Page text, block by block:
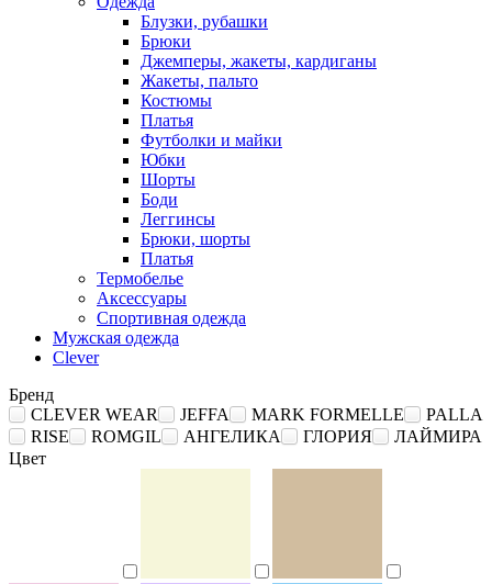
Блузки, рубашки
Брюки
Джемперы, жакеты, кардиганы
Жакеты, пальто
Костюмы
Платья
Футболки и майки
Юбки
Шорты
Боди
Леггинсы
Брюки, шорты
Платья
Термобелье
Аксессуары
Спортивная одежда
Мужская одежда
Clever
Бренд
CLEVER WEAR
JEFFA MARK FORMELLE
PALLA
RISE
ROMGIL АНГЕЛИКА ГЛОРИЯ
ЛАЙМИРА
Цвет